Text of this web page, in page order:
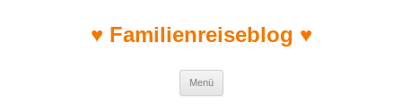
♥ Familienreiseblog ♥
Menü